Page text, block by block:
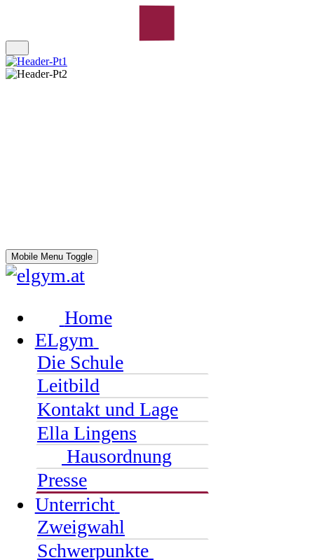
Mobile Menu Toggle
Home
ELgym
Die Schule
Leitbild
Kontakt und Lage
Ella Lingens
Hausordnung
Presse
Unterricht
Zweigwahl
Schwerpunkte